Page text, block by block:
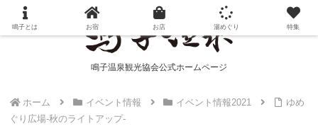
鳴子温泉観光協会公式ホームページ
ホーム イベント情報 イベント情報2021
ゆめ
ぐり広場-秋のライトアップ-
鳴子とは お宿 お店 湯めぐり 特集